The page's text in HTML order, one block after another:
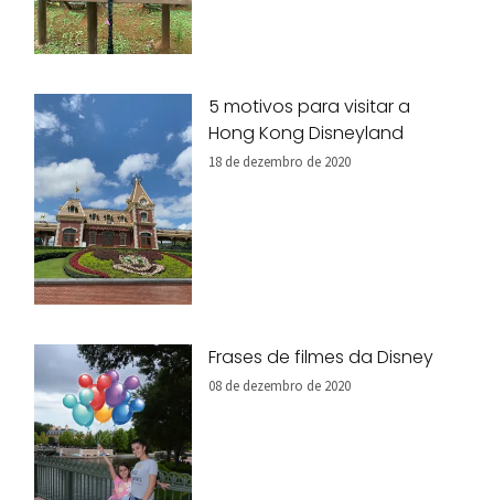
5 motivos para visitar a
Hong Kong Disneyland
18 de dezembro de 2020
Frases de filmes da Disney
08 de dezembro de 2020